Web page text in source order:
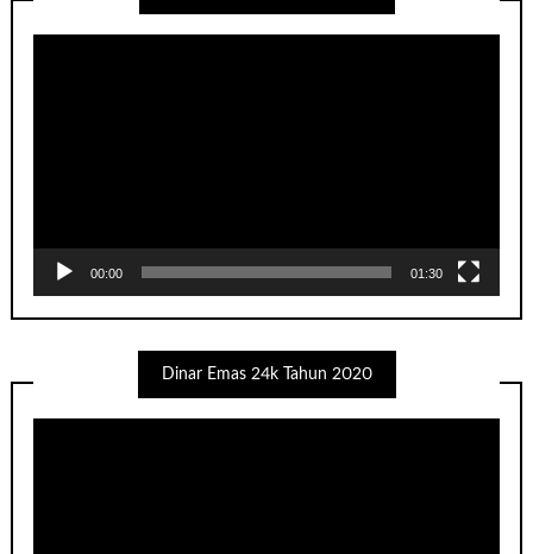
00:00 01:30
Dinar Emas 24k Tahun 2020